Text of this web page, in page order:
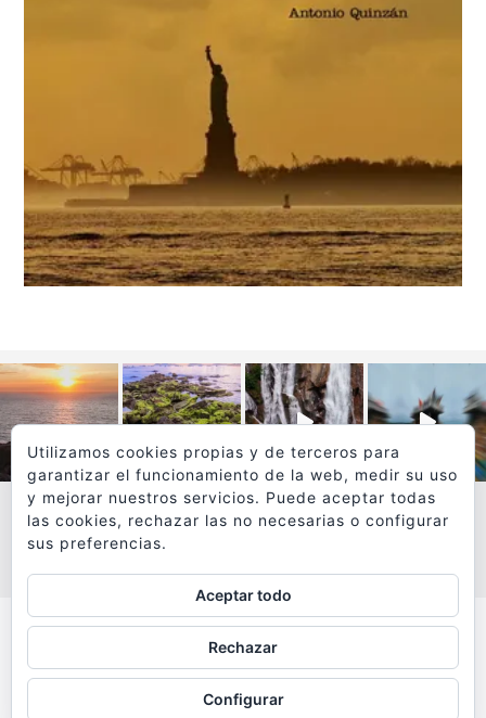
VER MÁS
Todos los textos y fotografías de
www.viajesyfotografia.comson propiedad de su autor
y están protegidos por © Copyright
Utilizamos cookies propias y de terceros para
garantizar el funcionamiento de la web, medir su uso
y mejorar nuestros servicios. Puede aceptar todas
las cookies, rechazar las no necesarias o configurar
sus preferencias.
Aceptar todo
Rechazar
Configurar